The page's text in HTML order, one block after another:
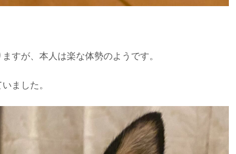
すが、本人は楽な体勢のようです。
ました。